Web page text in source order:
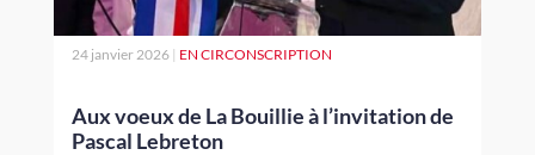
Aux voeux de La Bouillie à l’invitation de
Pascal Lebreton
24 janvier 2026| EN CIRCONSCRIPTION